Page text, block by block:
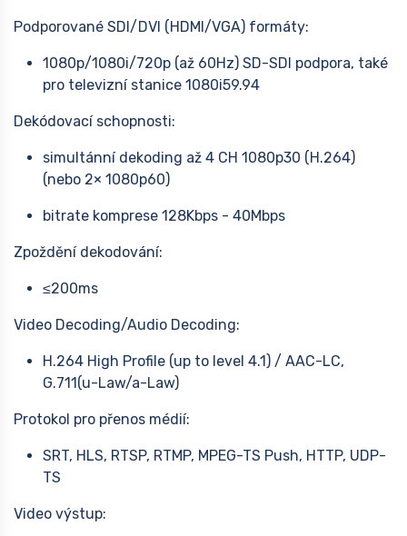
Podporované SDI/DVI (HDMI/VGA) formáty:
1080p/1080i/720p (až 60Hz) SD-SDI podpora, také
pro televizní stanice 1080i59.94
Dekódovací schopnosti:
simultánní dekoding až 4 CH 1080p30 (H.264)
(nebo 2× 1080p60)
bitrate komprese 128Kbps - 40Mbps
Zpoždění dekodování:
≤200ms
Video Decoding/Audio Decoding:
H.264 High Profile (up to level 4.1) / AAC-LC,
G.711(u-Law/a-Law)
Protokol pro přenos médií:
SRT, HLS, RTSP, RTMP, MPEG-TS Push, HTTP, UDP-
TS
Video výstup: